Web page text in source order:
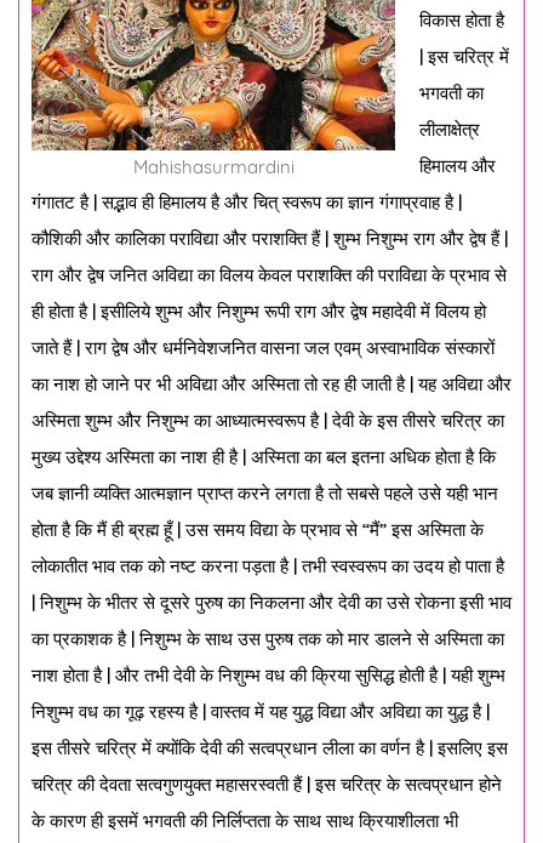
Mahishasurmardini
विकास होता है
| इस चरित्र में
भगवती का
लीलाक्षेत्र
हिमालय और
गंगातट है | सद्भाव ही हिमालय है और चित् स्वरूप का ज्ञान गंगाप्रवाह है |
कौशिकी और कालिका पराविद्या और पराशक्ति हैं | शुम्भ निशुम्भ राग और द्वेष हैं |
राग और द्वेष जनित अविद्या का विलय केवल पराशक्ति की पराविद्या के प्रभाव से
ही होता है | इसीलिये शुम्भ और निशुम्भ रूपी राग और द्वेष महादेवी में विलय हो
जाते हैं | राग द्वेष और धर्मनिवेशजनित वासना जल एवम् अस्वाभाविक संस्कारों
का नाश हो जाने पर भी अविद्या और अस्मिता तो रह ही जाती है | यह अविद्या और
अस्मिता शुम्भ और निशुम्भ का आध्यात्मस्वरूप है | देवी के इस तीसरे चरित्र का
मुख्य उद्देश्य अस्मिता का नाश ही है | अस्मिता का बल इतना अधिक होता है कि
जब ज्ञानी व्यक्ति आत्मज्ञान प्राप्त करने लगता है तो सबसे पहले उसे यही भान
होता है कि मैं ही ब्रह्म हूँ | उस समय विद्या के प्रभाव से “मैं” इस अस्मिता के
लोकातीत भाव तक को नष्ट करना पड़ता है | तभी स्वस्वरूप का उदय हो पाता है
| निशुम्भ के भीतर से दूसरे पुरुष का निकलना और देवी का उसे रोकना इसी भाव
का प्रकाशक है | निशुम्भ के साथ उस पुरुष तक को मार डालने से अस्मिता का
नाश होता है | और तभी देवी के निशुम्भ वध की क्रिया सुसिद्ध होती है | यही शुम्भ
निशुम्भ वध का गूढ़ रहस्य है | वास्तव में यह युद्ध विद्या और अविद्या का युद्ध है |
इस तीसरे चरित्र में क्योंकि देवी की सत्वप्रधान लीला का वर्णन है | इसलिए इस
चरित्र की देवता सत्वगुणयुक्त महासरस्वती हैं | इस चरित्र के सत्वप्रधान होने
के कारण ही इसमें भगवती की निर्लिप्तता के साथ साथ क्रियाशीलता भी